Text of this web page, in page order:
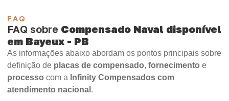
FAQ
FAQ sobre Compensado Naval disponível
em Bayeux - PB
As informações abaixo abordam os pontos principais sobre
definição de placas de compensado, fornecimento e
processo com a Infinity Compensados com
atendimento nacional .